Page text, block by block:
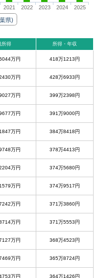
県)
2021 2022 2023 2024 2025
所得 所得・年収
万円 418万1213円
万円 428万6933円
万円 399万2398円
万円 391万9000円
万円 384万8418円
万円 378万4413円
万円 374万5680円
万円 374万9517円
万円 371万3860円
万円 371万5553円
万円 368万4523円
万円 365万8724円
万円 364万1426円